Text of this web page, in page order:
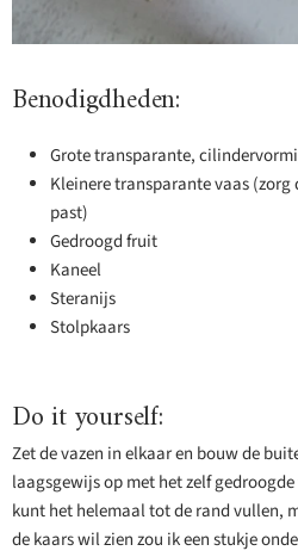
Benodigdheden:
Grote transparante,
Kleinere transparante vaas (zorg
past)
Gedroogd fruit
Kaneel
Steranijs
Stolpkaars
Do it yourself:
Zet de vazen in elkaar en bouw de
laagsgewijs op met het zelf
kunt het helemaal tot de rand vullen,
de kaars wil zien zou ik een stukje